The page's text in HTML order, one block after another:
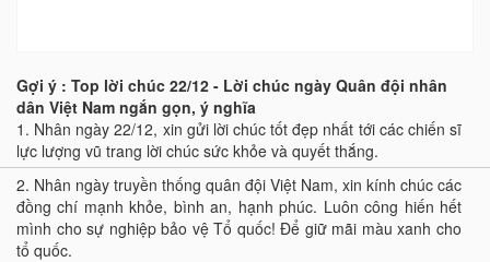
Gợi ý : Top lời chúc 22/12 - Lời chúc ngày Quân đội nhân
dân Việt Nam ngắn gọn, ý nghĩa
1. Nhân ngày 22/12, xin gửi lời chúc tốt đẹp nhất tới các chiến sĩ
lực lượng vũ trang lời chúc sức khỏe và quyết thắng.
2. Nhân ngày truyền thống quân đội Việt Nam, xin kính chúc các
đồng chí mạnh khỏe, bình an, hạnh phúc. Luôn công hiến hết
mình cho sự nghiệp bảo vệ Tổ quốc! Để giữ mãi màu xanh cho
tổ quốc.